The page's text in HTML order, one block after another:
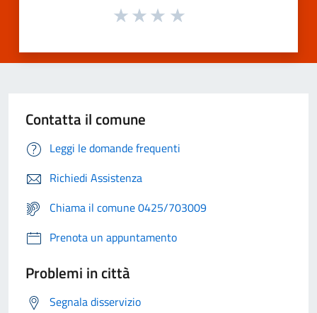
Contatta il comune
Leggi le domande frequenti
Richiedi Assistenza
Chiama il comune 0425/703009
Prenota un appuntamento
Problemi in città
Segnala disservizio